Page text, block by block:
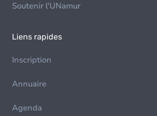
Soutenir l'UNamur
Liens rapides
Inscription
Annuaire
Agenda